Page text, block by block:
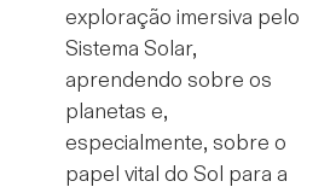
exploração imersiva pelo
Sistema Solar,
aprendendo sobre os
planetas e,
especialmente, sobre o
papel vital do Sol para a